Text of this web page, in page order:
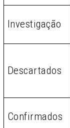
Investigação
Descartados
Confirmados